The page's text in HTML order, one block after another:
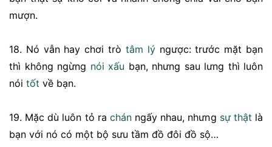
mượn.
18. Nó vẫn hay chơi trò tâm lýngược: trước mặt bạn
thì không ngừng nói xấu bạn, nhưng sau lưng thì luôn
nói tốt về bạn.
19. Mặc dù luôn tỏ ra chán ngấy nhau, nhưng sự thật là
bạn với nó có một bộ sưu tầm đồ đôi đồ sộ…